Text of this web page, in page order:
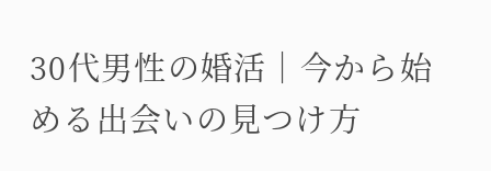
30代男性の婚活｜今から始
める出会いの見つけ方